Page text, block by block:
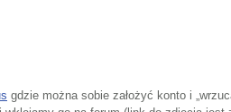
gdzie można sobie założyć konto i